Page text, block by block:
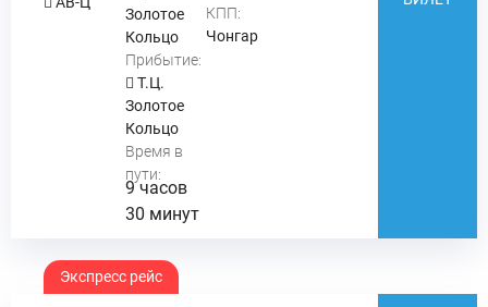
Золотое
Кольцо
Прибытие:
Т.Ц.
Золотое
Кольцо
Время в
пути:
9 часов
30 минут
КПП:
Чонгар
Экспресс рейс